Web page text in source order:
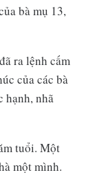
bà mụ 13,
ra lệnh cấm
của các bà
hạnh, nhã
tuổi. Một
một mình.